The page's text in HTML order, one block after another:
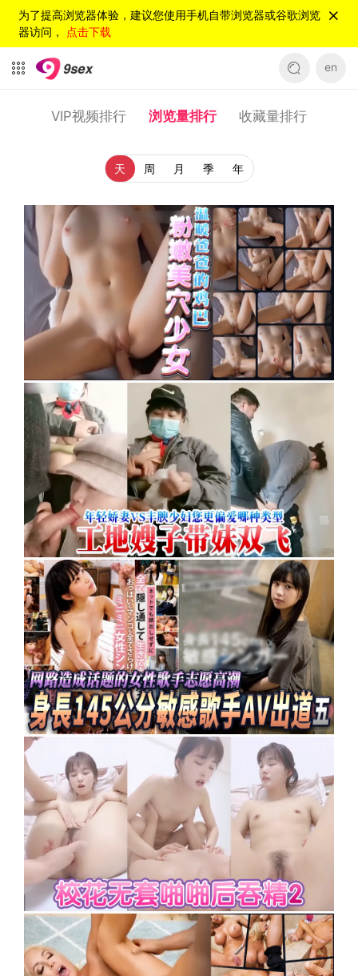
为了提高浏览器体验，建议您使用手机自带浏览器或谷歌浏览
器访问， 点击下载
en
VIP视频排行 浏览量排行 收藏量排行
天 周 月 季 年